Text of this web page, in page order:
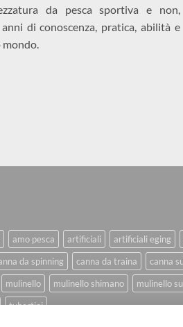
da pesca sportiva e non,
di conoscenza, pratica, abilità e
mondo.
amo pesca artificiali artificiali eging
da spinning canna da traina canna
mulinello mulinello shimano mulinello
tubertini